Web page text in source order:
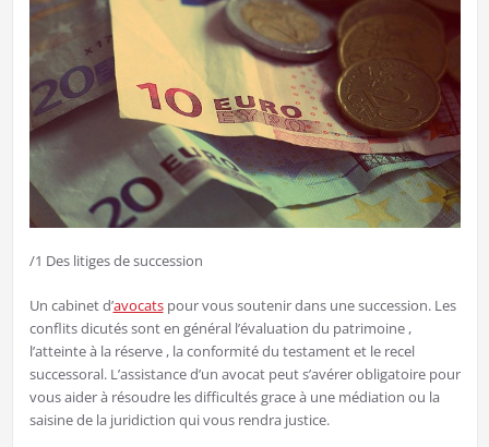
/1 Des litiges de succession
Un cabinet d’avocatspour vous soutenir dans une succession. Les
conflits dicutés sont en général l’évaluation du patrimoine ,
l’atteinte à la réserve , la conformité du testament et le recel
successoral. L’assistance d’un avocat peut s’avérer obligatoire pour
vous aider à résoudre les difficultés grace à une médiation ou la
saisine de la juridiction qui vous rendra justice.